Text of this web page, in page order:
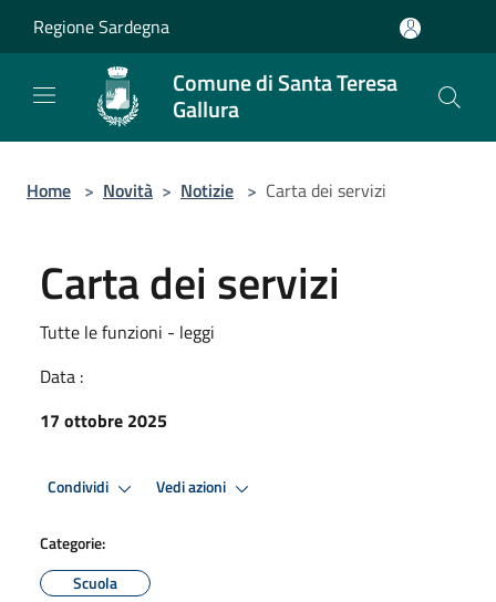
Regione Sardegna
Comune di Santa Teresa
Gallura
Home > Novità > Notizie > Carta dei servizi
Carta dei servizi
Tutte le funzioni - leggi
Data :
17 ottobre 2025
Condividi Vedi azioni
Categorie:
Scuola